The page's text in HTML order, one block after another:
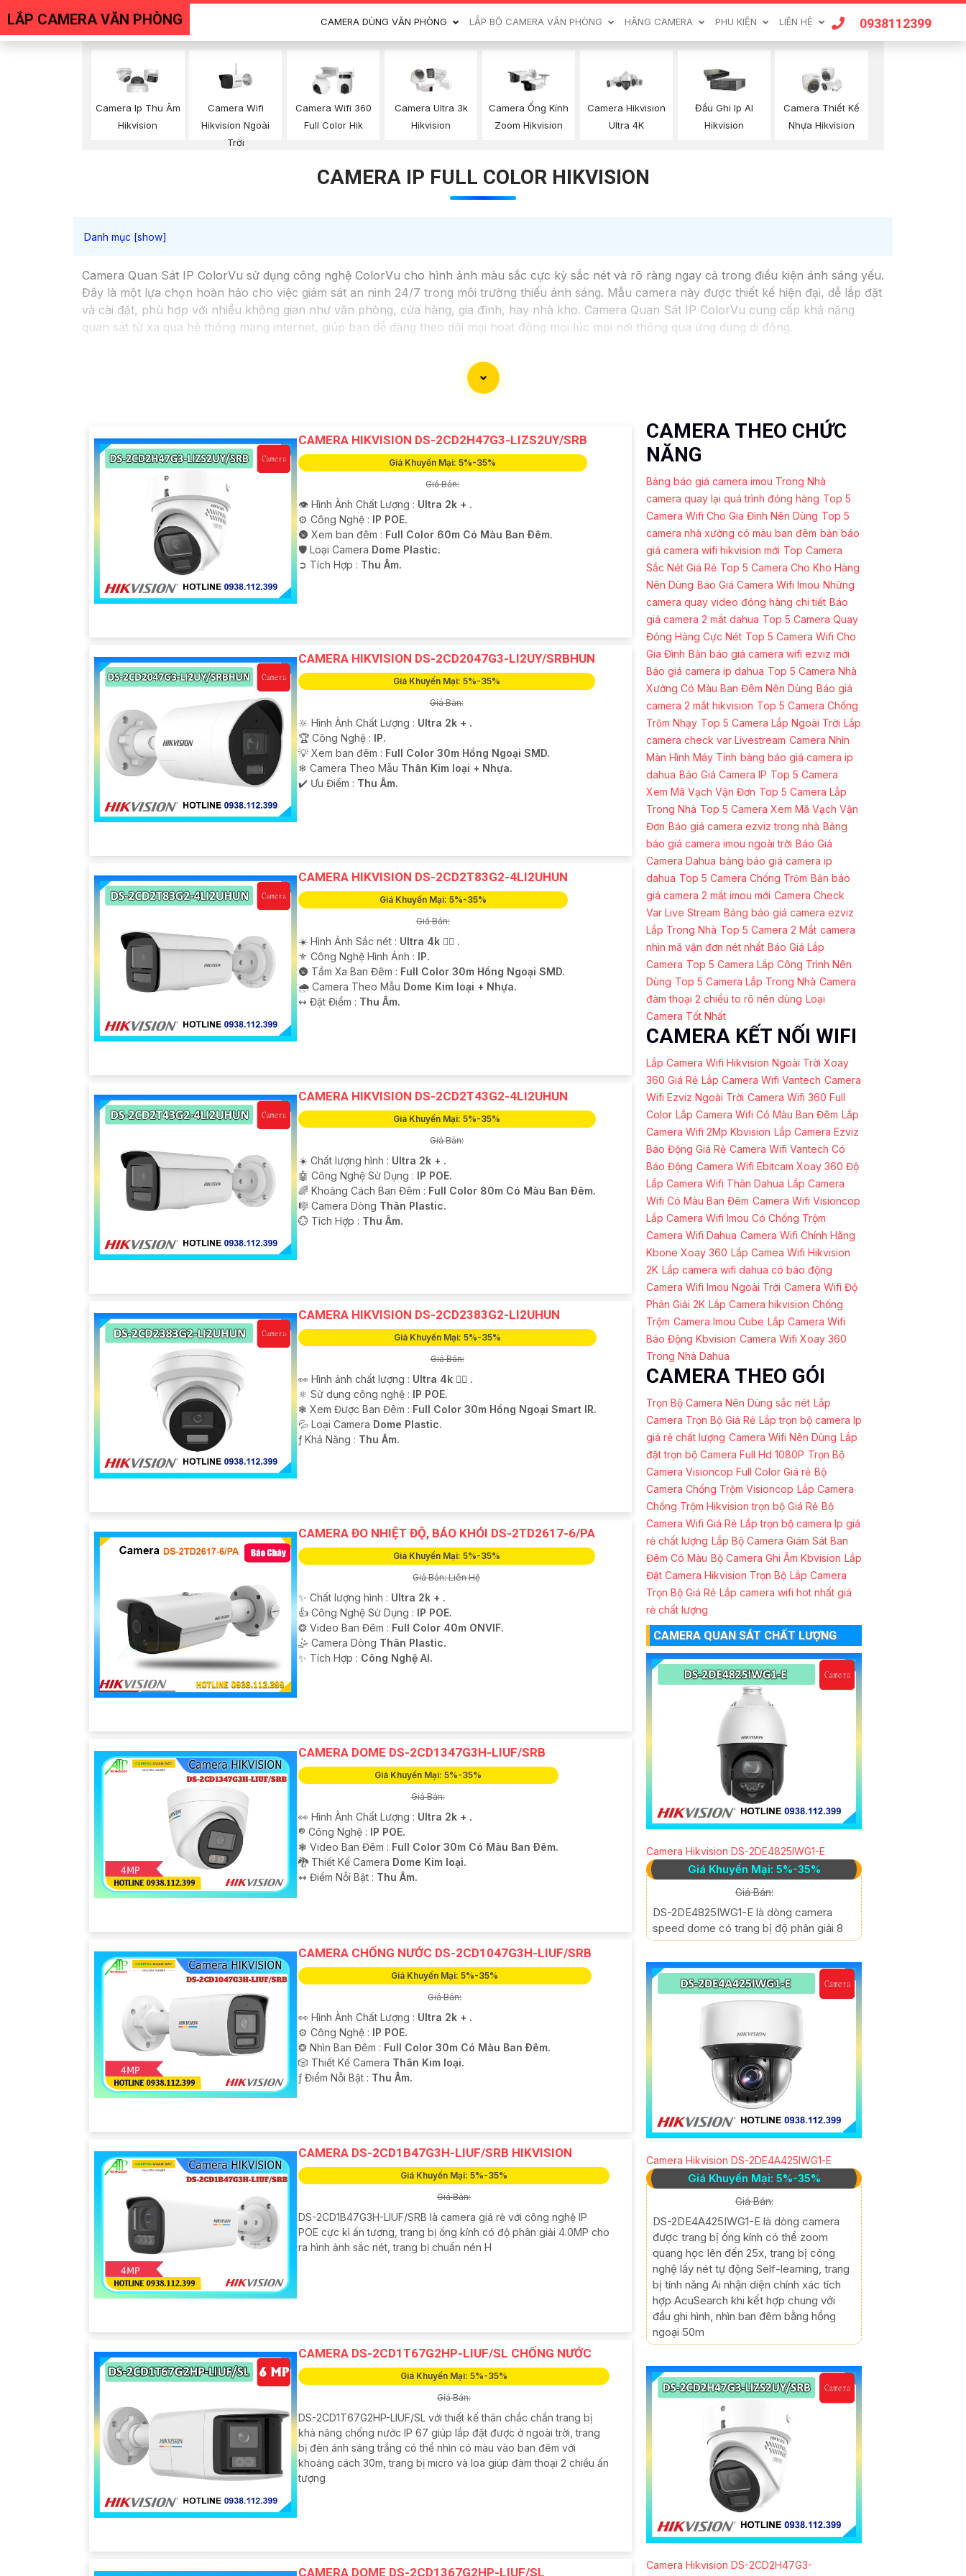
LẮP CAMERA VĂN PHÒNG CAMERA DÙNG VĂN PHÒNG LẮP BỘ CAMERA VĂN PHÒNG HÃNG CAMERA PHU KIỆN LIÊN HỆ 0938112399
Camera Ip Thu Âm
Hikvision
Camera Wifi
Hikvision Ngoài
Trời
Camera Wifi 360
Full Color Hik
Camera Ultra 3k
Hikvision
Camera Ống Kính
Zoom Hikvision
Camera Hikvision
Ultra 4K
Đầu Ghi Ip AI
Hikvision
Camera Thiết Kế
Nhựa Hikvision
CAMERA IP FULL COLOR HIKVISION
Camera Quan Sát IP ColorVu sử dụng công nghệ ColorVu cho hình ảnh màu sắc cực kỳ sắc nét và rõ ràng ngay cả trong điều kiện ánh sáng yếu.
Đây là một lựa chọn hoàn hảo cho việc giám sát an ninh 24/7 trong môi trường thiếu ánh sáng. Mẫu camera này được thiết kế hiện đại, dễ lắp đặt
và cài đặt, phù hợp với nhiều không gian như văn phòng, cửa hàng, gia đình, hay nhà kho. Camera Quan Sát IP ColorVu cung cấp khả năng
quan sát từ xa qua hệ thống mạng internet, giúp bạn dễ dàng theo dõi mọi hoạt động mọi lúc mọi nơi thông qua ứng dụng di động.
CAMERA HIKVISION DS-2CD2H47G3-LIZS2UY/SRB
Giá Khuyến Mại: 5%-35%
Giá Bán:
👁 Hình Ành Chất Lượng : Ultra 2k + .
⚙ Công Nghệ : IP POE.
🌚 Xem ban đêm : Full Color 60m Có Màu Ban Ðêm.
🛡 Loại Camera Dome Plastic.
️➲ Tích Hợp : Thu Âm.
CAMERA HIKVISION DS-2CD2047G3-LI2UY/SRBHUN
Giá Khuyến Mại: 5%-35%
Giá Bán:
🔆 Hình Ành Chất Lượng : Ultra 2k + .
🏆 Công Nghệ : IP.
💡 Xem ban đêm : Full Color 30m Hồng Ngoại SMD.
❄ Camera Theo Mẫu Thân Kim loại + Nhựa.
️✔️ Ưu Điểm : Thu Âm.
CAMERA HIKVISION DS-2CD2T83G2-4LI2UHUN
Giá Khuyến Mại: 5%-35%
Giá Bán:
☀️ Hình Ảnh Sắc nét : Ultra 4k 👍🏾 .
⚜️ Công Nghệ Hình Ảnh : IP.
🌚 Tầm Xa Ban Đêm : Full Color 30m Hồng Ngoại SMD.
🌧️ Camera Theo Mẫu Dome Kim loại + Nhựa.
️↭ Đặt Điểm : Thu Âm.
CAMERA HIKVISION DS-2CD2T43G2-4LI2UHUN
Giá Khuyến Mại: 5%-35%
Giá Bán:
☀️ Chất lượng hình : Ultra 2k + .
🤖️ Công Nghệ Sử Dụng : IP POE.
🌈 Khoảng Cách Ban Đêm : Full Color 80m Có Màu Ban Ðêm.
🎼️ Camera Dòng Thân Plastic.
️💮 Tích Hợp : Thu Âm.
CAMERA HIKVISION DS-2CD2383G2-LI2UHUN
Giá Khuyến Mại: 5%-35%
Giá Bán:
️
👀 Hình ảnh chất lượng : Ultra 4k 👍🏾 .
⚛️ Sử dụng công nghệ : IP POE.
❃ Xem Được Ban Đêm : Full Color 30m Hồng Ngoại Smart IR.
💦 Loại Camera Dome Plastic.
️ƒ Khả Năng : Thu Âm.
CAMERA ĐO NHIỆT ĐỘ, BÁO KHÓI DS-2TD2617-6/PA
Giá Khuyến Mại: 5%-35%
Giá Bán: Liên Hệ
✨ Chất lượng hình : Ultra 2k + .
👍 Công Nghệ Sử Dụng : IP POE.
❂ Video Ban Đêm : Full Color 40m ONVIF.
🤹 Camera Dòng Thân Plastic.
️✨ Tích Hợp : Công Nghệ AI.
CAMERA DOME DS-2CD1347G3H-LIUF/SRB
Giá Khuyến Mại: 5%-35%
Giá Bán:
️
👀 Hình Ành Chất Lượng : Ultra 2k + .
®️ Công Nghệ : IP POE.
❃ Video Ban Đêm : Full Color 30m Có Màu Ban Ðêm.
🐉️ Thiết Kế Camera Dome Kim loại.
️↭ Điểm Nỗi Bật : Thu Âm.
CAMERA CHỐNG NƯỚC DS-2CD1047G3H-LIUF/SRB
Giá Khuyến Mại: 5%-35%
Giá Bán:
️
👀 Hình Ành Chất Lượng : Ultra 2k + .
⚙ Công Nghệ : IP POE.
❂ Nhìn Ban Đêm : Full Color 30m Có Màu Ban Ðêm.
🎲 Thiết Kế Camera Thân Kim loại.
️ƒ Điểm Nỗi Bật : Thu Âm.
CAMERA DS-2CD1B47G3H-LIUF/SRB HIKVISION
Giá Khuyến Mại: 5%-35%
Giá Bán:
DS-2CD1B47G3H-LIUF/SRB là camera giá rẻ với công nghệ IP
POE cực kì ấn tượng, trang bị ống kính có độ phân giải 4.0MP cho
ra hình ảnh sắc nét, trang bị chuẩn nén H
CAMERA DS-2CD1T67G2HP-LIUF/SL CHỐNG NƯỚC
Giá Khuyến Mại: 5%-35%
Giá Bán:
DS-2CD1T67G2HP-LIUF/SL với thiết kế thân chắc chắn trang bị
khả năng chống nước IP 67 giúp lắp đặt được ở ngoài trời, trang
bị đèn ánh sáng trắng có thể nhìn có màu vào ban đêm với
khoảng cách 30m, trang bị micro và loa giúp đàm thoại 2 chiều ấn
tượng
CAMERA DOME DS-2CD1367G2HP-LIUF/SL
CAMERA THEO CHỨC
NĂNG
Bảng báo giá camera imou Trong Nhà
camera quay lại quá trình đóng hàng Top 5
Camera Wifi Cho Gia Đình Nên Dùng Top 5
camera nhà xưởng có màu ban đêm bản báo
giá camera wifi hikvision mới Top Camera
Sắc Nét Giá Rẻ Top 5 Camera Cho Kho Hàng
Nên Dùng Báo Giá Camera Wifi Imou Những
camera quay video đóng hàng chi tiết Báo
giá camera 2 mắt dahua Top 5 Camera Quay
Đóng Hàng Cực Nét Top 5 Camera Wifi Cho
Gia Đình Bản báo giá camera wifi ezviz mới
Báo giá camera ip dahua Top 5 Camera Nhà
Xưởng Có Màu Ban Đêm Nên Dùng Báo giá
camera 2 mắt hikvision Top 5 Camera Chống
Trộm Nhạy Top 5 Camera Lắp Ngoài Trời Lắp
camera check var Livestream Camera Nhìn
Màn Hình Máy Tính bảng báo giá camera ip
dahua Báo Giá Camera IP Top 5 Camera
Xem Mã Vạch Vận Đơn Top 5 Camera Lắp
Trong Nhà Top 5 Camera Xem Mã Vạch Vận
Đơn Báo giá camera ezviz trong nhà Bảng
báo giá camera imou ngoài trời Báo Giá
Camera Dahua bảng báo giá camera ip
dahua Top 5 Camera Chống Trộm Bản báo
giá camera 2 mắt imou mới Camera Check
Var Live Stream Bảng báo giá camera ezviz
Lắp Trong Nhà Top 5 Camera 2 Mắt camera
nhìn mã vận đơn nét nhất Báo Giá Lắp
Camera Top 5 Camera Lắp Công Trình Nên
Dùng Top 5 Camera Lắp Trong Nhà Camera
đàm thoại 2 chiều to rõ nên dùng Loại
Camera Tốt Nhất
CAMERA KẾT NỐI WIFI
Lắp Camera Wifi Hikvision Ngoài Trời Xoay
360 Giá Rẻ Lắp Camera Wifi Vantech Camera
Wifi Ezviz Ngoài Trời Camera Wifi 360 Full
Color Lắp Camera Wifi Có Màu Ban Đêm Lắp
Camera Wifi 2Mp Kbvision Lắp Camera Ezviz
Báo Động Giá Rẻ Camera Wifi Vantech Có
Báo Động Camera Wifi Ebitcam Xoay 360 Độ
Lắp Camera Wifi Thân Dahua Lắp Camera
Wifi Có Màu Ban Đêm Camera Wifi Visioncop
Lắp Camera Wifi Imou Có Chống Trộm
Camera Wifi Dahua Camera Wifi Chính Hãng
Kbone Xoay 360 Lắp Camea Wifi Hikvision
2K Lắp camera wifi dahua có báo động
Camera Wifi Imou Ngoài Trời Camera Wifi Độ
Phân Giải 2K Lắp Camera hikvision Chống
Trộm Camera Imou Cube Lắp Camera Wifi
Báo Động Kbvision Camera Wifi Xoay 360
Trong Nhà Dahua
CAMERA THEO GÓI
Trọn Bộ Camera Nên Dùng sắc nét Lắp
Camera Trọn Bộ Giá Rẻ Lắp trọn bộ camera Ip
giá rẻ chất lượng Camera Wifi Nên Dùng Lắp
đặt trọn bộ Camera Full Hd 1080P Trọn Bộ
Camera Visioncop Full Color Giá rẻ Bộ
Camera Chống Trộm Visioncop Lắp Camera
Chống Trộm Hikvision trọn bộ Giá Rẻ Bộ
Camera Wifi Giá Rẻ Lắp trọn bộ camera Ip giá
rẻ chất lượng Lắp Bộ Camera Giám Sát Ban
Đêm Có Màu Bộ Camera Ghi Âm Kbvision Lắp
Đặt Camera Hikvision Trọn Bộ Lắp Camera
Trọn Bộ Giá Rẻ Lắp camera wifi hot nhất giá
rẻ chất lượng
CAMERA QUAN SÁT CHẤT LƯỢNG
Camera Hikvision DS-2DE4825IWG1-E
Giá Khuyến Mại: 5%-35%
Giá Bán:
DS-2DE4825IWG1-E là dòng camera
speed dome có trang bị độ phân giải 8
Camera Hikvision DS-2DE4A425IWG1-E
Giá Khuyến Mại: 5%-35%
Giá Bán:
DS-2DE4A425IWG1-E là dòng camera
được trang bị ống kính có thể zoom
quang học lên đến 25x, trang bị công
nghệ lấy nét tự động Self-learning, trang
bị tính năng Ai nhận diện chính xác tích
hợp AcuSearch khi kết hợp chung với
đầu ghi hình, nhìn ban đêm bằng hồng
ngoại 50m
Camera Hikvision DS-2CD2H47G3-